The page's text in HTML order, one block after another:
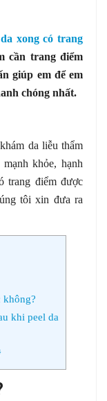
xong có trang
cần trang điểm
giúp em để em
chóng nhất.
da liễu thẩm
khỏe, hạnh
trang điểm được
tôi xin đưa ra
không?
khi peel da